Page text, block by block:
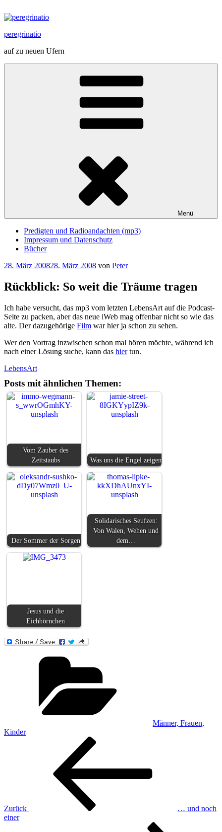
Inhalt
peregrinatio
auf zu neuen Ufern
Menü
Predigten und Radioandachten (mp3)
Impressum und Datenschutz
Bücher
Veröffentlicht
28. März 200828. März 2008 von Peter
Rückblick: So weit die Träume tragen
Ich habe versucht, das mp3 vom letzten LebensArt auf die Podcast-
Seite zu packen, aber das neue iWeb mag offenbar nicht so wie das
alte. Der dazugehörige Film war hier ja schon zu sehen.
Wer den Vortrag inzwischen schon mal hören möchte, während ich
nach einer Lösung suche, kann das hiertun.
LebensArt
Posts mit ähnlichen Themen:
Vom Zauber des
Zeitstaubs
Was uns die Engel zeigen
Der Sommer der Sorgen
Solidarisches Seufzen:
Von Walen, Wehen und
dem…
Jesus und die
Eichhörnchen
Männer, Frauen,
Kinder
Beitragsnavigation
Zurück
… und noch
einer